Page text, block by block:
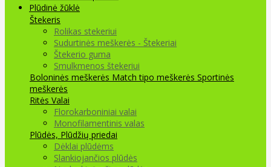
Plūdinė žūklė
Štekeris
Rolikas stekeriui
Sudurtinės meškerės - Štekeriai
Štekerio guma
Smulkmenos štekeriui
Boloninės meškerės Match tipo meškerės Sportinės
meškerės
Ritės Valai
Florokarboniniai valai
Monofilamentinis valas
Plūdės, Plūdžių priedai
Dėklai plūdėms
Slankiojančios plūdės